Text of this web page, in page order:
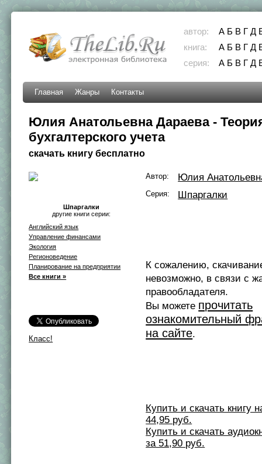
автор: А Б В Г Д
книга:
А Б В Г Д
серия:
А Б В Г Д
Главная Жанры Контакты
Юлия Анатольевна Дараева -
бухгалтерского учета
скачать книгу бесплатно
Шпаргалки
другие книги серии:
Английский язык
Управление финансами
Экология
Регионоведение
Планирование на предприятии
Все книги »
Класс!
Автор: Юлия
Серия: Шпаргалки
К сожалению,
невозможно, в связи с
правообладателя.
Вы можете прочитать
ознакомительный
на сайте.
Купить и скачать книгу
44,95 руб.
Купить и скачать
за 51,90 руб.